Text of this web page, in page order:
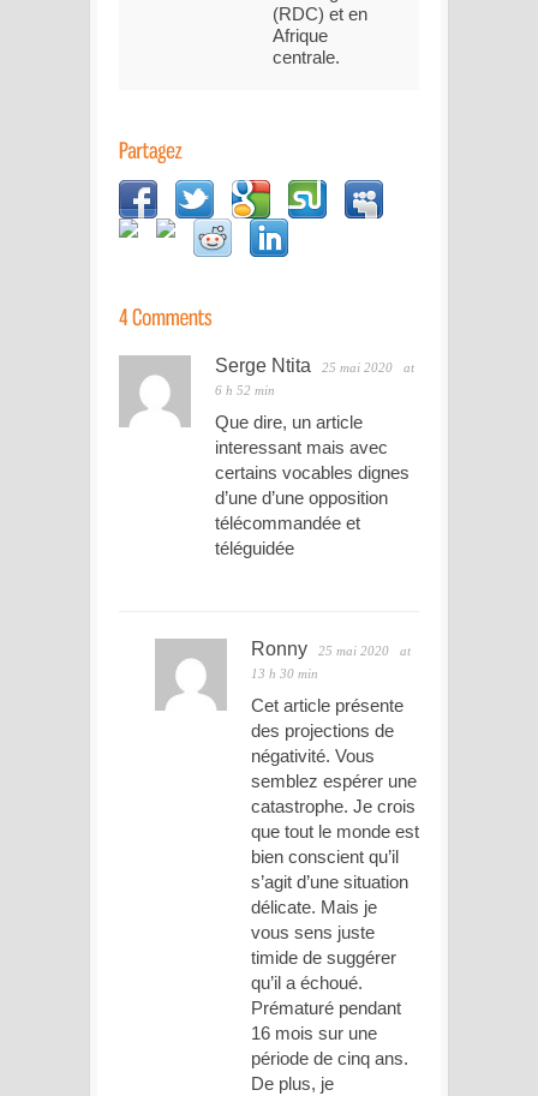
(RDC) et en
Afrique
centrale.
Serge Ntita 25 mai 2020
at
6 h 52 min
Que dire, un article
interessant mais avec
certains vocables dignes
d’une d’une opposition
télécommandée et
téléguidée
Ronny 25 mai 2020
at
13 h 30 min
Cet article présente
des projections de
négativité. Vous
semblez espérer une
catastrophe. Je crois
que tout le monde est
bien conscient qu’il
s’agit d’une situation
délicate. Mais je
vous sens juste
timide de suggérer
qu’il a échoué.
Prématuré pendant
16 mois sur une
période de cinq ans.
De plus, je